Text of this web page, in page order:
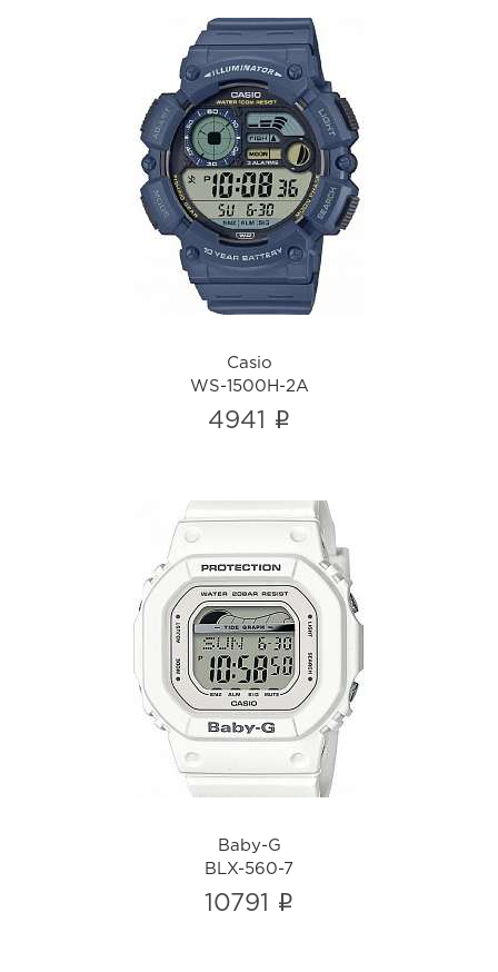
Casio
WS-1500H-2A
i
Casio
WS-1500H-2A
4941 i
Baby-G
BLX-560-7
i
Baby-G
BLX-560-7
10791 i